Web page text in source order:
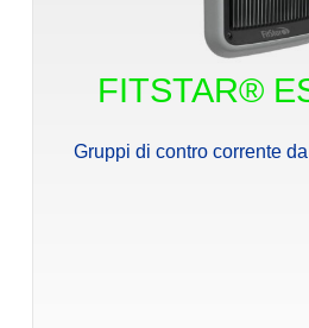
FITSTAR®
Gruppi di contro corrente